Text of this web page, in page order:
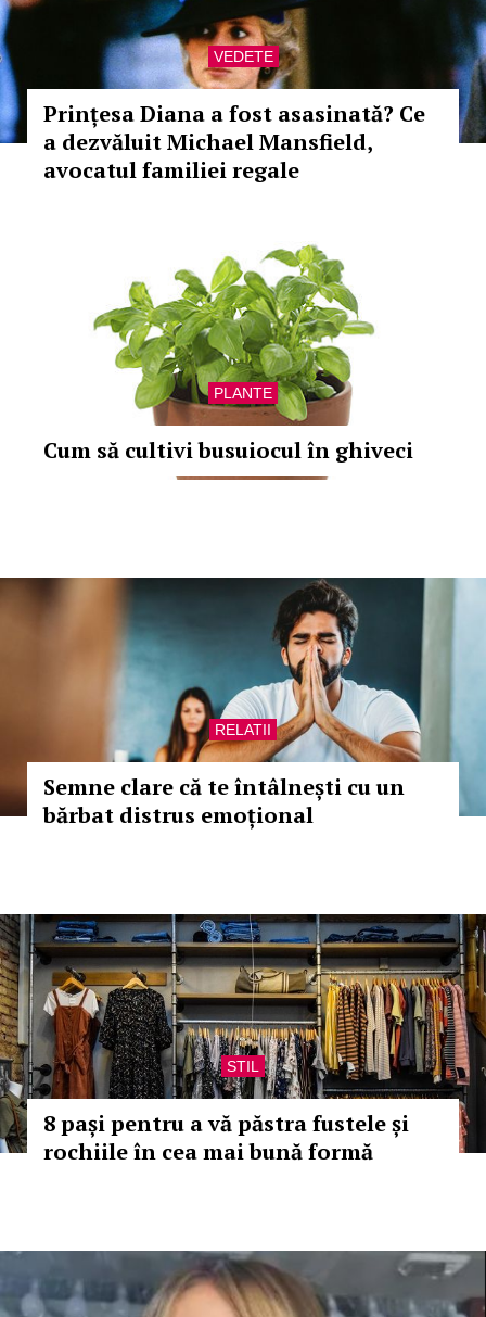
VEDETE
Prințesa Diana a fost asasinată? Ce
a dezvăluit Michael Mansfield,
avocatul familiei regale
PLANTE
Cum să cultivi busuiocul în ghiveci
RELATII
Semne clare că te întâlnești cu un
bărbat distrus emoțional
STIL
8 pași pentru a vă păstra fustele și
rochiile în cea mai bună formă